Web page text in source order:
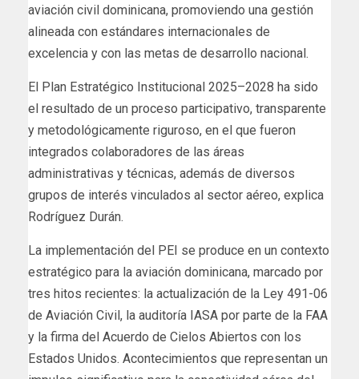
aviación civil dominicana, promoviendo una gestión
alineada con estándares internacionales de
excelencia y con las metas de desarrollo nacional.
El Plan Estratégico Institucional 2025–2028 ha sido
el resultado de un proceso participativo, transparente
y metodológicamente riguroso, en el que fueron
integrados colaboradores de las áreas
administrativas y técnicas, además de diversos
grupos de interés vinculados al sector aéreo, explica
Rodríguez Durán.
La implementación del PEI se produce en un contexto
estratégico para la aviación dominicana, marcado por
tres hitos recientes: la actualización de la Ley 491-06
de Aviación Civil, la auditoría IASA por parte de la FAA
y la firma del Acuerdo de Cielos Abiertos con los
Estados Unidos. Acontecimientos que representan un